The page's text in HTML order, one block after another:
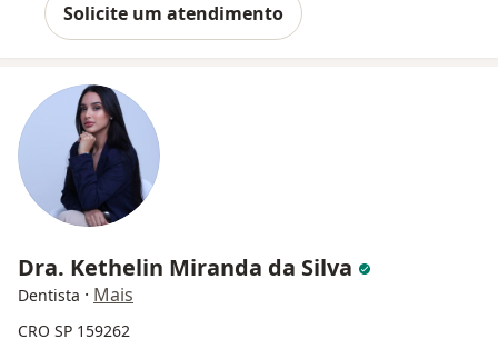
Solicite um atendimento
Dra. Kethelin Miranda da Silva
Dentista · Mais
CRO SP 159262